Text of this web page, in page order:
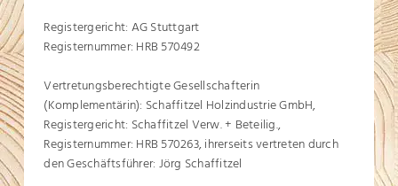
Registergericht: AG Stuttgart
Registernummer: HRB 570492
Vertretungsberechtigte Gesellschafterin
(Komplementärin): Schaffitzel Holzindustrie GmbH,
Registergericht: Schaffitzel Verw. + Beteilig.,
Registernummer: HRB 570263, ihrerseits vertreten durch
den Geschäftsführer: Jörg Schaffitzel